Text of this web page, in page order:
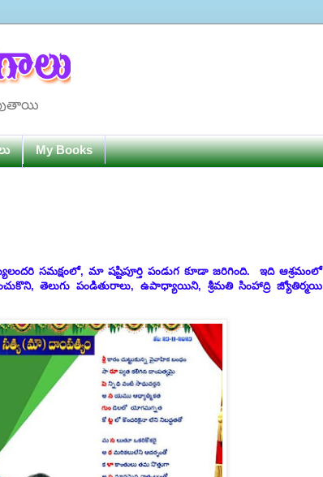
My Books
సమక్షంలో, మా షష్టిపూర్తి పండుగ కూడా జరిగింది. ఇది ఆశ్రమంలో
తెలుగు పండితురాలు, ఉపాధ్యాయిని, శ్రీమతి సింహాద్రి జ్యోతిర్మయి